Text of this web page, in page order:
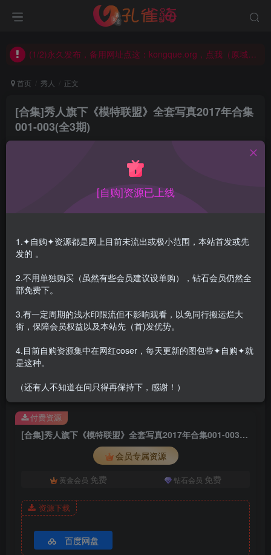
(1/2)永久发布，备用网址点这：kongque.org，点我（原域名失效）！
(1/2)永久发布，备用网址点这：kongque.org，点我（原域名失效）！
首页 秀人 正文
[合集]秀人旗下《模特联盟》全套写真2017年合集
001-003(全3期)
关注
秀人旗下有好几家，这家是最符合昙花一现的，总共3期，互联网是有
2017年写真合集
[MTMeng模特联盟] 2017.04.26 Vol.001 李李七七喜喜
[MTMeng模特联盟] 2017.05.08 Vol.002 李梓熙
[合集]秀人旗下《模特联盟》全套写真2017年合集001-003(全3期)
会员专属资源
黄金会员 免费 钻石会员 免费
资源下载
百度网盘
付费资源
[自购]资源已上线
1.✦自购✦资源都是网上目前未流出或极小范围，本站首发或先
发的 。
2.不用单独购买（虽然有些会员建议设单购），钻石会员仍然全
部免费下。
3.有一定周期的浅水印限流但不影响观看，以免同行搬运烂大
街，保障会员权益以及本站先（首)发优势。
4.目前自购资源集中在网红coser，每天更新的图包带✦自购✦就
是这种。
（还有人不知道在问只得再保持下，感谢！）